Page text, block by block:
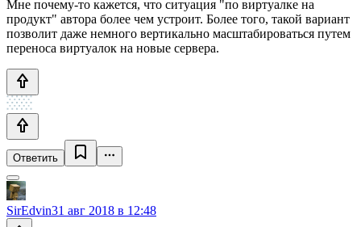
Мне почему-то кажется, что ситуация "по виртуалке на
продукт" автора более чем устроит. Более того, такой вариант
позволит даже немного вертикально масштабироваться путем
переноса виртуалок на новые сервера.
Ответить
SirEdvin31 авг 2018 в 12:48